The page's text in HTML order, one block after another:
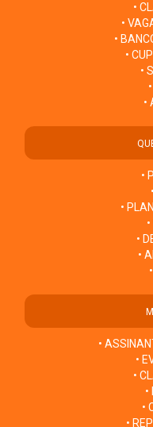
•
•
•
•
•
•
•
•
•
•
•
•
•
•
•